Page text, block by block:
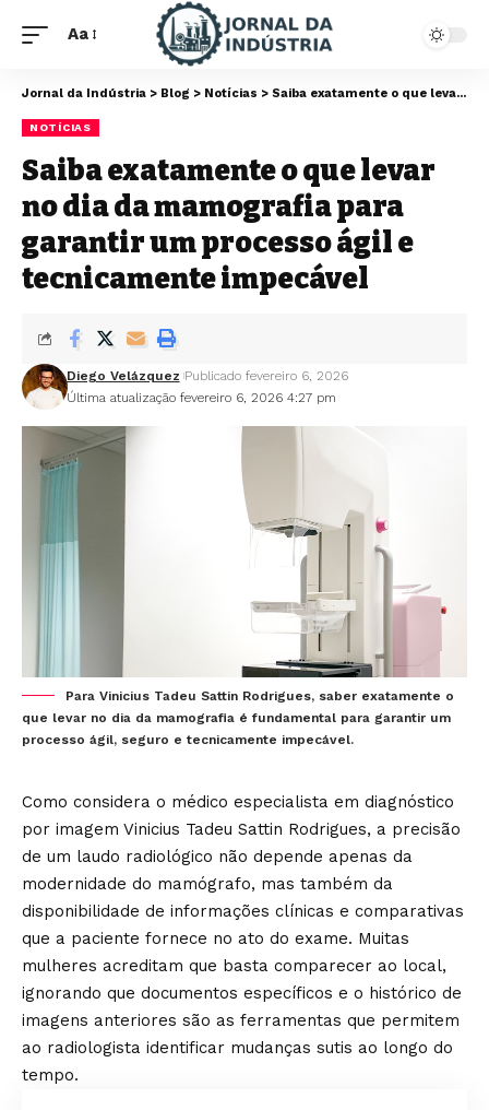
Aa
Jornal da Indústria > Blog > Notícias > Saiba exatamente o que levar no dia da mamografia para garantir um processo ágil e tecnicamente impecável
NOTÍCIAS
Saiba exatamente o que levar
no dia da mamografia para
garantir um processo ágil e
tecnicamente impecável
Última atualização fevereiro 6, 2026 4:27 pm
Diego Velázquez Publicado fevereiro 6, 2026
Para Vinicius Tadeu Sattin Rodrigues, saber exatamente o
que levar no dia da mamografia é fundamental para garantir um
processo ágil, seguro e tecnicamente impecável.
Como considera o médico especialista em diagnóstico
por imagem Vinicius Tadeu Sattin Rodrigues, a precisão
de um laudo radiológico não depende apenas da
modernidade do mamógrafo, mas também da
disponibilidade de informações clínicas e comparativas
que a paciente fornece no ato do exame. Muitas
mulheres acreditam que basta comparecer ao local,
ignorando que documentos específicos e o histórico de
imagens anteriores são as ferramentas que permitem
ao radiologista identificar mudanças sutis ao longo do
tempo.